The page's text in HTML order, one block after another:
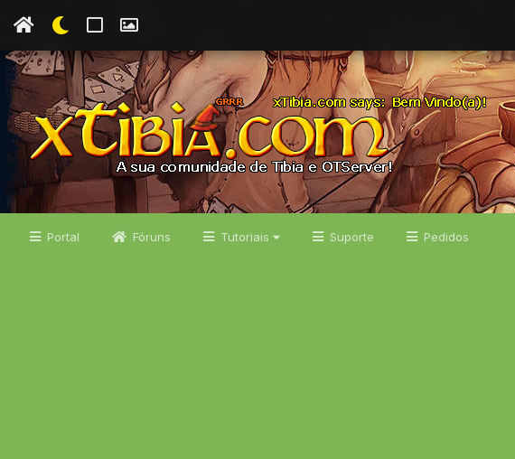
Portal Fóruns Tutoriais Suporte Pedidos